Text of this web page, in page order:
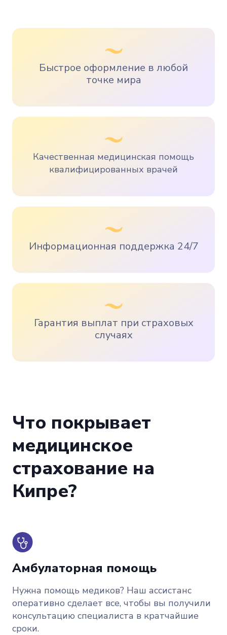
Быстрое оформление в любой
точке мира
Качественная медицинская помощь
квалифицированных врачей
Информационная поддержка 24/7
Гарантия выплат при страховых
случаях
Что покрывает
медицинское
страхование на
Кипре?
Амбулаторная помощь
Нужна помощь медиков? Наш ассистанс
оперативно сделает все, чтобы вы получили
консультацию специалиста в кратчайшие
сроки.